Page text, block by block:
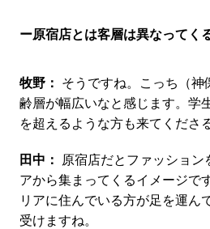
ー原宿店とは客層は異なってく
牧野： そうですね。こっち（
齢層が幅広いなと感じます。学
を超えるような方も来てくださ
田中：
原宿店だとファッション
アから集まってくるイメージで
リアに住んでいる方が足を運ん
受けますね。